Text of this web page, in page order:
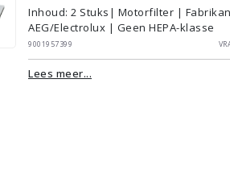
Inhoud: 2 Stuks | Motorfilter |
AEG/Electrolux | Geen HEPA-klasse
9001957399
Lees meer...